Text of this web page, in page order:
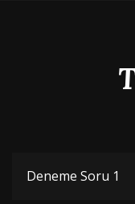
Deneme Soru 1